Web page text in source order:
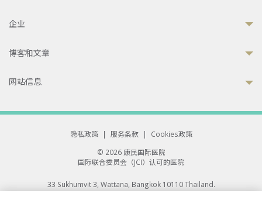
企业
博客和文章
网站信息
隐私政策 | 服务条款 |
Cookies政策
© 2026 康民国际医院
国际联合委员会（JCI）认可的医院
33 Sukhumvit 3, Wattana, Bangkok 10110 Thailand.
All rights reserved.